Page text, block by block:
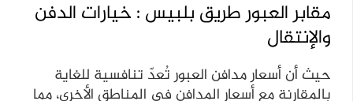
مقابر العبور طريق بلبيس : خيارات الدفن
والإنتقال
حيث أن أسعار مدافن العبور تُعدّ تنافسية للغاية
بالمقارنة مع أسعار المدافن في المناطق الأخرى، مما